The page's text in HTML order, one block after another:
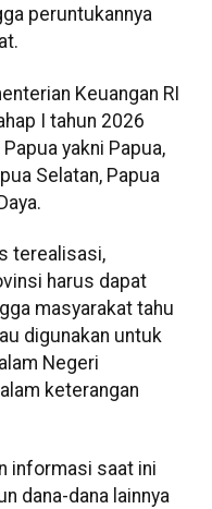
peruntukannya
Keuangan RI
I tahun 2026
yakni Papua,
Selatan, Papua
terealisasi,
harus dapat
masyarakat tahu
digunakan untuk
Negeri
keterangan
informasi saat ini
dana-dana lainnya